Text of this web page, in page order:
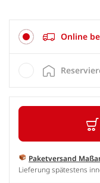
Online
Paketversand
Lieferung spätestens